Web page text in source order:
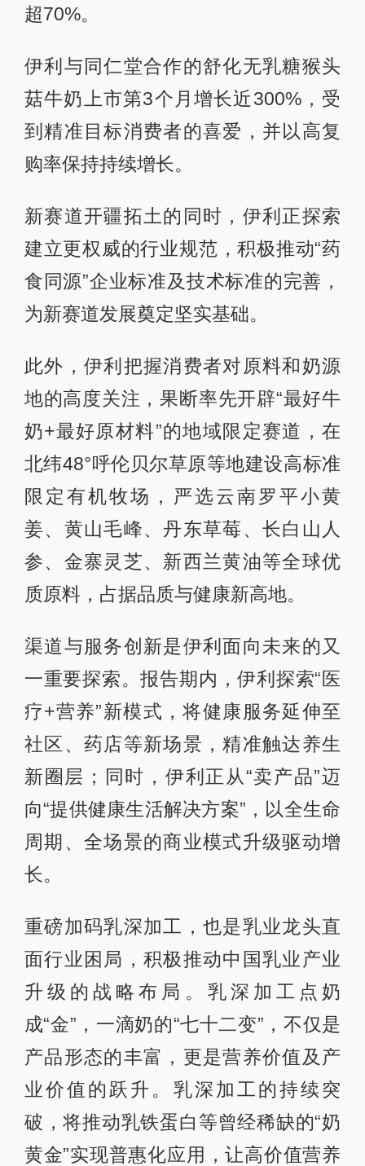
超70%。
伊利与同仁堂合作的舒化无乳糖猴头
菇牛奶上市第3个月增长近300%，受
到精准目标消费者的喜爱，并以高复
购率保持持续增长。
新赛道开疆拓土的同时，伊利正探索
建立更权威的行业规范，积极推动“药
食同源”企业标准及技术标准的完善，
为新赛道发展奠定坚实基础。
此外，伊利把握消费者对原料和奶源
地的高度关注，果断率先开辟“最好牛
奶+最好原材料”的地域限定赛道，在
北纬48°呼伦贝尔草原等地建设高标准
限定有机牧场，严选云南罗平小黄
姜、黄山毛峰、丹东草莓、长白山人
参、金寨灵芝、新西兰黄油等全球优
质原料，占据品质与健康新高地。
渠道与服务创新是伊利面向未来的又
一重要探索。报告期内，伊利探索“医
疗+营养”新模式，将健康服务延伸至
社区、药店等新场景，精准触达养生
新圈层；同时，伊利正从“卖产品”迈
向“提供健康生活解决方案”，以全生命
周期、全场景的商业模式升级驱动增
长。
重磅加码乳深加工，也是乳业龙头直
面行业困局，积极推动中国乳业产业
升级的战略布局。乳深加工点奶
成“金”，一滴奶的“七十二变”，不仅是
产品形态的丰富，更是营养价值及产
业价值的跃升。乳深加工的持续突
破，将推动乳铁蛋白等曾经稀缺的“奶
黄金”实现普惠化应用，让高价值营养